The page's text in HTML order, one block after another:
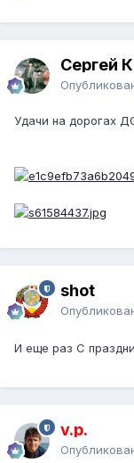
Сергей К
Удачи на дорогах
shot
И еще раз С
v.p.